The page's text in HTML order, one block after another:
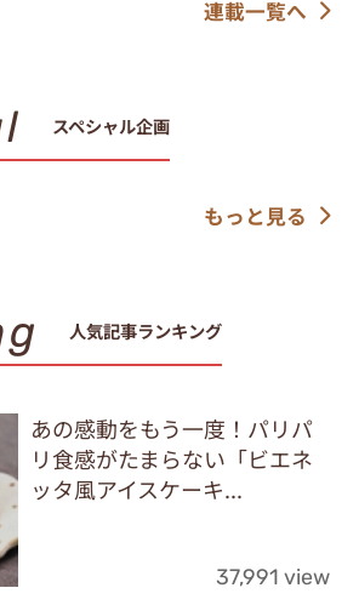
連載一覧へ
スペシャル企画
もっと見る
人気記事ランキング
あの感動をもう一度！パリパ
リ食感がたまらない「ビエネ
ッタ風アイスケーキ...
37,991 view